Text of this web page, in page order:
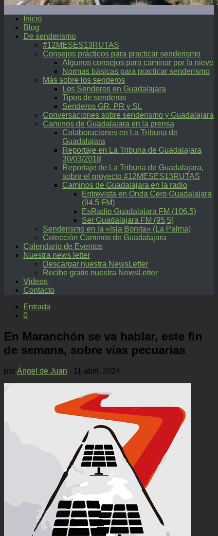
Inicio
Blog
De senderismo
#12MESES13RUTAS
Consejos prácticos para practicar senderismo
Algunos consejos para caminar por la nieve
Normas básicas para practicar senderismo
Más sobre los senderos
Los Senderos en Guadalajara
Tipos de senderos
Senderos GR, PR y SL
Conversaciones sobre senderismo y Guadalajara
Caminos de Guadalajara en la prensa
Colaboraciones en La Tribuna de
Guadalajara
Reportaje en La Tribuna de Guadalajara
30/03/2018
Reportaje de La Tribuna de Guadalajara,
sobre el proyecto #12MESES13RUTAS
Caminos de Guadalajara en la radio
Entrevista en Onda Cero Guadalajara
(94.5 FM)
EsRadio Guadalajara FM (106,5)
Ser Guadalajara FM (95,5)
Senderismo en la «Isla Bonita» (La Palma)
Colección Caminos de Guadalajara
Calendario de Eventos
Nuestra news letter
Descargar nuestra NewsLetter
Recibe gratis nuestra NewsLetter
Videos
Contacto
Entrada
0
En Maranchón se va hablar, este fin
de semana, sobre vías pecuarias
por Ángel de Juan · 11 abril, 2024